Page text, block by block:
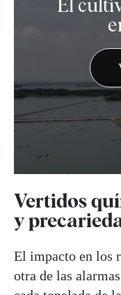
El
Vertidos
y
El impacto en los
otra de las